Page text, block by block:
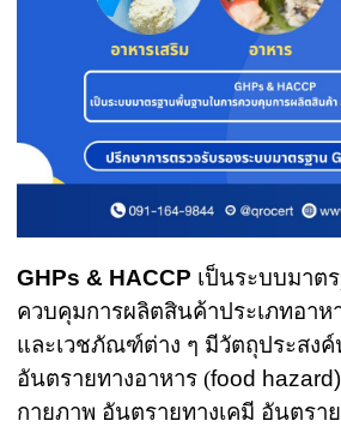
GHPs & HACCP เป็นระบบมาต
ควบคุมการผลิตสินค้าประเภทอาห
และเวชภัณฑ์ต่าง ๆ มีวัตถุประสงค์
อันตรายทางอาหาร (food
กายภาพ อันตรายทางเคมี อันตรา